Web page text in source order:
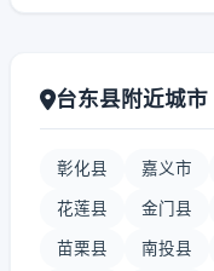
台东县附近城市
彰化县 嘉义市
花莲县 金门县
苗栗县 南投县